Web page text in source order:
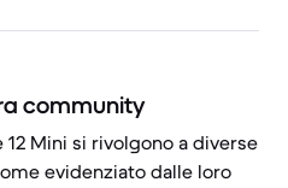
community
12 Mini si rivolgono a diverse
evidenziato dalle loro